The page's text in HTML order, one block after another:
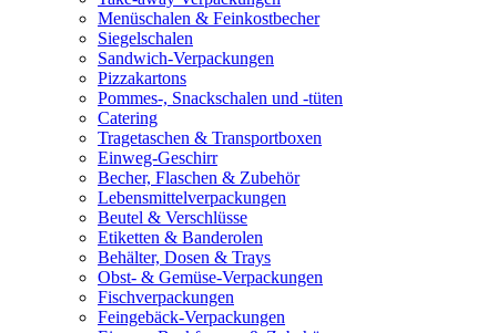
Menüschalen & Feinkostbecher
Siegelschalen
Sandwich-Verpackungen
Pizzakartons
Pommes-, Snackschalen und -tüten
Catering
Tragetaschen & Transportboxen
Einweg-Geschirr
Becher, Flaschen & Zubehör
Lebensmittelverpackungen
Beutel & Verschlüsse
Etiketten & Banderolen
Behälter, Dosen & Trays
Obst- & Gemüse-Verpackungen
Fischverpackungen
Feingebäck-Verpackungen